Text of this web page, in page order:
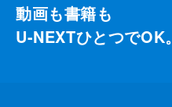
動画も書籍も
U-NEXTひとつでOK。